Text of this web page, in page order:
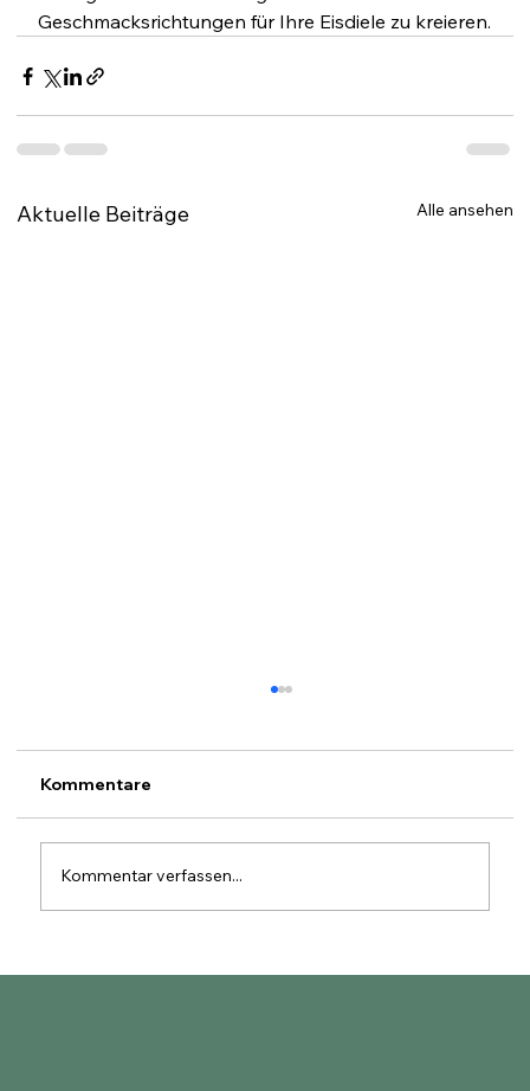
Geschmacksrichtungen für Ihre Eisdiele zu kreieren.
Aktuelle Beiträge Alle ansehen
Kommentare
Kommentar verfassen...